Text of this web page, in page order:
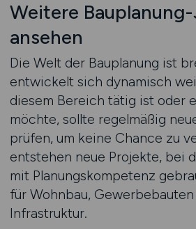
Weitere
ansehen
Die Welt der Bauplanung ist
entwickelt sich dynamisch
diesem Bereich tätig ist oder
möchte, sollte regelmäßig
prüfen, um keine Chance zu
entstehen neue Projekte, bei
mit Planungskompetenz
für Wohnbau,
Infrastruktur.